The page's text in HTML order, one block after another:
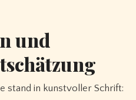
und
stand in kunstvoller Schrift: